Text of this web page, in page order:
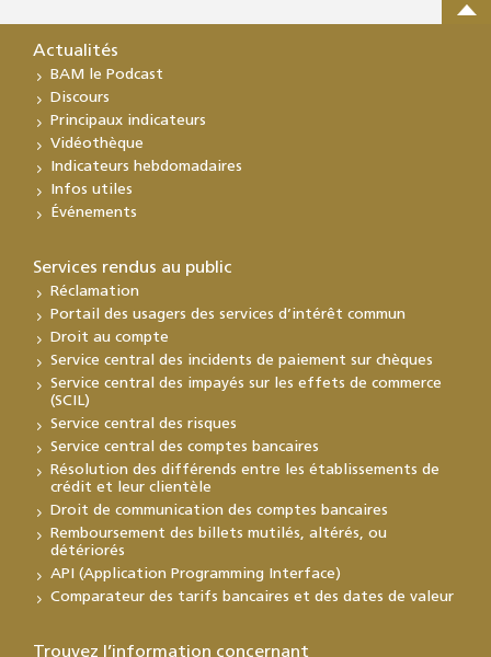
Actualités
BAM le Podcast
Discours
Principaux indicateurs
Vidéothèque
Indicateurs hebdomadaires
Infos utiles
Événements
Services rendus au public
Réclamation
Portail des usagers des services d’intérêt commun
Droit au compte
Service central des incidents de paiement sur chèques
Service central des impayés sur les effets de commerce
(SCIL)
Service central des risques
Service central des comptes bancaires
Résolution des différends entre les établissements de
crédit et leur clientèle
Droit de communication des comptes bancaires
Remboursement des billets mutilés, altérés, ou
détériorés
API (Application Programming Interface)
Comparateur des tarifs bancaires et des dates de valeur
Trouvez l’information concernant